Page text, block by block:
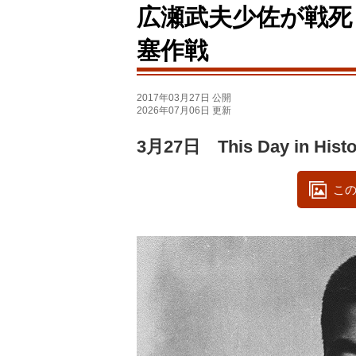
広瀬武夫少佐が戦
塞作戦
2017年03月27日 公開
2026年07月06日 更新
3月27日 This Day in
こ